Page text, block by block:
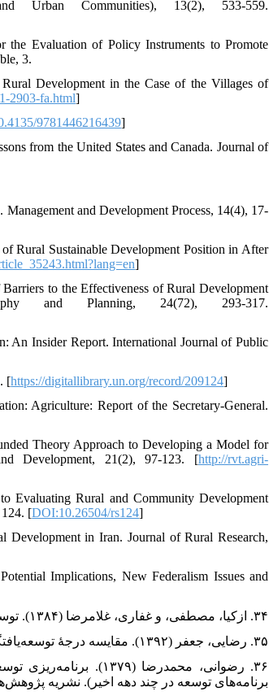
Urban Communities), 13(2), 533-559.
Evaluation of Policy Instruments to Promote
3.
Development in the Case of the Villages of
2903-fa.html]
9781446216439]
from the United States and Canada. Journal of
and Development Process, 14(4), 17-
Rural Sustainable Development Position in After
]
to the Effectiveness of Rural Development
and Planning, 24(72), 293-317.
An Insider Report. International Journal of Public
[https://digitallibrary.un.org/record/209124]
Agriculture: Report of the Secretary-General.
Theory Approach to Developing a Model for
Development, 21(2), 97-123. [http://rvt.agri-
Evaluating Rural and Community Development
124. [DOI:10.26504/rs124]
in Iran. Journal of Rural Research,
Implications, New Federalism Issues and
۳۴. ازکیا، مصطفی، و غفاری، غلامرضا (۱۳۸۴). توسعه روستایی با تاکید بر جامعه روستایی ایران. انتشارات نی.
۳۵. رضایی، جعفر (۱۳۹۲). مقایسه درجۀ توسعه‌یافتگی مناطق روستایی شهرستان‌های استان ایلام. مرکز تحقیقات کشاورزی ایلام.
۳۶. رضوانی، محمدرضا
برنامه‌های توسعه در چند دهه اخیر). نشریه پژوهش‌های